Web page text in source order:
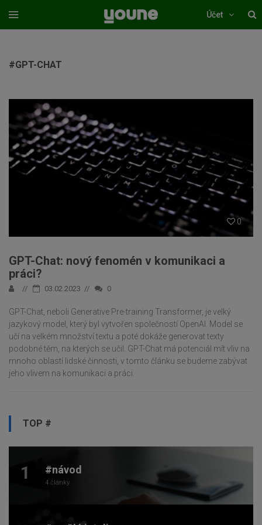
Účet
#GPT-CHAT
0
GPT-Chat: nový fenomén v komunikaci a
práci?
03.02.2023 0
GPT-Chat, neboli Generative Pre-training Transformer, je velký
jazykový model, který byl vytvořen společností OpenAI. Model se
učí na velkém množství textu a poté dokáže generovat texty
podobné těm, na kterých se učil. GPT-Chat má potenciál mít vliv na
mnoho oblastí lidské činnosti, v tomto článku se budeme zabývat
jeho vlivem na komunikaci a práci.
TOP #
1 #návod
4 články